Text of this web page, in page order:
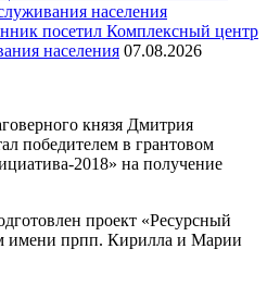
посетил Комплексный центр
населения 07.08.2026
князя Дмитрия
победителем в грантовом
2018» на получение
проект «Ресурсный
имени прпп. Кирилла и Марии